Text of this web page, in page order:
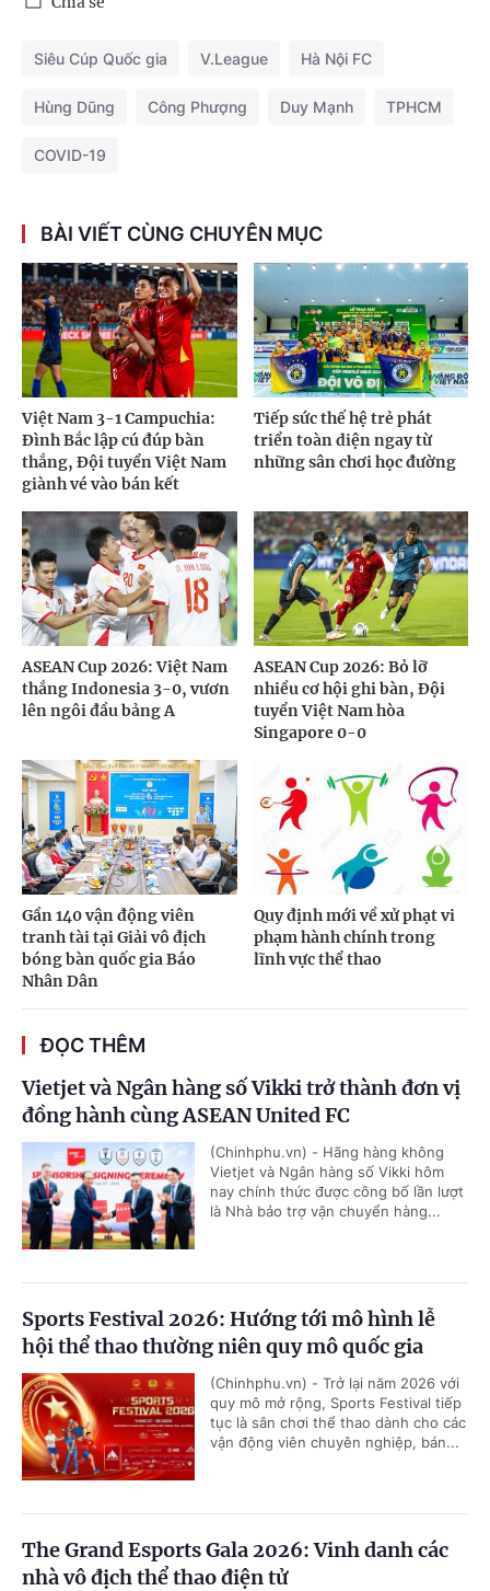
Siêu Cúp Quốc gia V.League Hà Nội FC
Hùng Dũng Công Phượng Duy Mạnh TPHCM
COVID-19
BÀI VIẾT CÙNG CHUYÊN MỤC
Việt Nam 3-1 Campuchia:
Đình Bắc lập cú đúp bàn
thắng, Đội tuyển Việt Nam
giành vé vào bán kết
Tiếp sức thế hệ trẻ phát
triển toàn diện ngay từ
những sân chơi học đường
ASEAN Cup 2026: Việt Nam
thắng Indonesia 3-0, vươn
lên ngôi đầu bảng A
ASEAN Cup 2026: Bỏ lỡ
nhiều cơ hội ghi bàn, Đội
tuyển Việt Nam hòa
Singapore 0-0
Gần 140 vận động viên
tranh tài tại Giải vô địch
bóng bàn quốc gia Báo
Nhân Dân
Quy định mới về xử phạt vi
phạm hành chính trong
lĩnh vực thể thao
ĐỌC THÊM
Vietjet và Ngân hàng số Vikki trở thành đơn vị
đồng hành cùng ASEAN United FC
(Chinhphu.vn) - Hãng hàng không
Vietjet và Ngân hàng số Vikki hôm
nay chính thức được công bố lần lượt
là Nhà bảo trợ vận chuyển hàng...
Sports Festival 2026: Hướng tới mô hình lễ
hội thể thao thường niên quy mô quốc gia
(Chinhphu.vn) - Trở lại năm 2026 với
quy mô mở rộng, Sports Festival tiếp
tục là sân chơi thể thao dành cho các
vận động viên chuyên nghiệp, bán...
The Grand Esports Gala 2026: Vinh danh các
nhà vô địch thể thao điện tử